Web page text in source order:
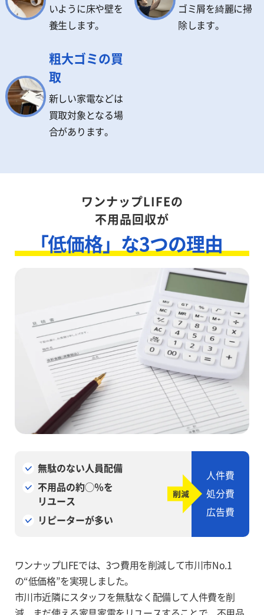
いように床や壁を
養生します。
ゴミ屑を綺麗に掃
除します。
粗大ゴミの買
取
新しい家電などは
買取対象となる場
合があります。
ワンナップLIFEの
不用品回収が
「低価格」な3つの理由
無駄のない人員配備
不用品の約◯％を
リユース
リピーターが多い
人件費
処分費
広告費
ワンナップLIFEでは、3つ費用を削減して市川市No.1
の“低価格”を実現しました。
市川市近隣にスタッフを無駄なく配備して人件費を削